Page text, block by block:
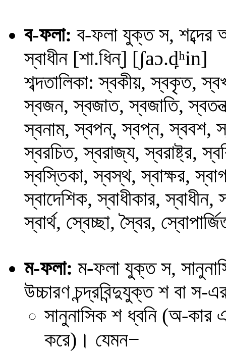
ব-ফলা: ব-ফলা যুক্ত স,
স্বাধীন [শা.ধিন্] [ʃaɔ.d̪ʰin]
শব্দতালিকা: স্বকীয়, স্বকৃত,
স্বজন, স্বজাত, স্বজাতি,
স্বনাম,স্বপন্,স্বপ্ন, স্ববশ,
স্বরচিত, স্বরাজ্য, স্বরাষ্ট্র,
স্বস্তিকা, স্বস্থ, স্বাক্ষর,
স্বাদেশিক, স্বাধীকার,
স্বার্থ, স্বেচ্ছা, স্বৈর,
ম-ফলা: ম-ফলা যুক্ত স,
উচ্চারণ চন্দ্রবিন্দুযুক্ত শ বা
সানুনাসিক শ ধ্বনি (অ-কার
করে)। যেমন−